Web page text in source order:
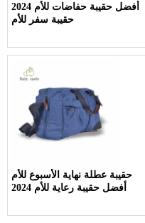
أفضل حقيبة حفاضات للأم 2024
حقيبة سفر للأم
حقيبة عطلة نهاية الأسبوع للأم
أفضل حقيبة رعاية للأم 2024